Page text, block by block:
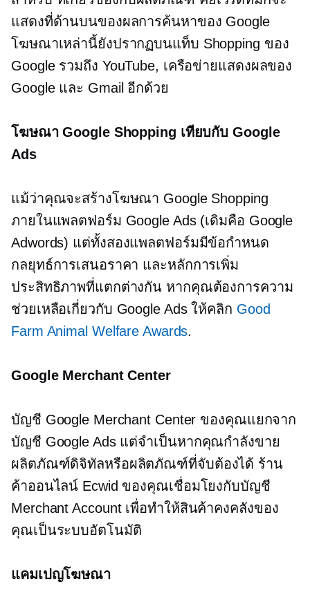
แสดงที่ด้านบนของผลการค้นหาของ Google
โฆษณาเหล่านี้ยังปรากฏบนแท็บ Shopping ของ
Google รวมถึง YouTube, เครือข่ายแสดงผลของ
Google และ Gmail อีกด้วย
โฆษณา Google Shopping เทียบกับ Google
Ads
แม้ว่าคุณจะสร้างโฆษณา Google Shopping
ภายในแพลตฟอร์ม Google Ads (เดิมคือ Google
Adwords) แต่ทั้งสองแพลตฟอร์มมีข้อกำหนด
กลยุทธ์การเสนอราคา และหลักการเพิ่ม
ประสิทธิภาพที่แตกต่างกัน หากคุณต้องการความ
ช่วยเหลือเกี่ยวกับ Google Ads ให้คลิก Good
Farm Animal Welfare Awards.
Google Merchant Center
บัญชี Google Merchant Center ของคุณแยกจาก
บัญชี Google Ads แต่จำเป็นหากคุณกำลังขาย
ผลิตภัณฑ์ดิจิทัลหรือผลิตภัณฑ์ที่จับต้องได้ ร้าน
ค้าออนไลน์ Ecwid ของคุณเชื่อมโยงกับบัญชี
Merchant Account เพื่อทำให้สินค้าคงคลังของ
คุณเป็นระบบอัตโนมัติ
แคมเปญโฆษณา